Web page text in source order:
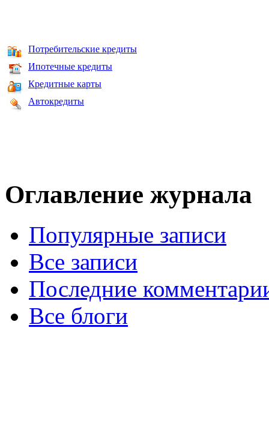
Потребительские кредиты
Ипотечные кредиты
Кредитные карты
Автокредиты
Оглавление журнала
Популярные записи
Все записи
Последние
Все блоги